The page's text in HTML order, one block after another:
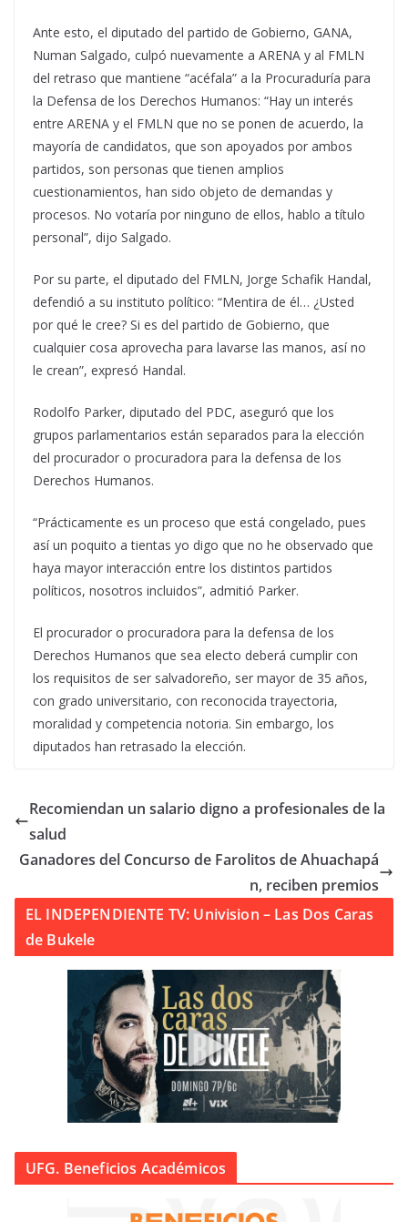
Ante esto, el diputado del partido de Gobierno, GANA,
Numan Salgado, culpó nuevamente a ARENA y al FMLN
del retraso que mantiene “acéfala” a la Procuraduría para
la Defensa de los Derechos Humanos: “Hay un interés
entre ARENA y el FMLN que no se ponen de acuerdo, la
mayoría de candidatos, que son apoyados por ambos
partidos, son personas que tienen amplios
cuestionamientos, han sido objeto de demandas y
procesos. No votaría por ninguno de ellos, hablo a título
personal”, dijo Salgado.
Por su parte, el diputado del FMLN, Jorge Schafik Handal,
defendió a su instituto político: “Mentira de él… ¿Usted
por qué le cree? Si es del partido de Gobierno, que
cualquier cosa aprovecha para lavarse las manos, así no
le crean”, expresó Handal.
Rodolfo Parker, diputado del PDC, aseguró que los
grupos parlamentarios están separados para la elección
del procurador o procuradora para la defensa de los
Derechos Humanos.
“Prácticamente es un proceso que está congelado, pues
así un poquito a tientas yo digo que no he observado que
haya mayor interacción entre los distintos partidos
políticos, nosotros incluidos”, admitió Parker.
El procurador o procuradora para la defensa de los
Derechos Humanos que sea electo deberá cumplir con
los requisitos de ser salvadoreño, ser mayor de 35 años,
con grado universitario, con reconocida trayectoria,
moralidad y competencia notoria. Sin embargo, los
diputados han retrasado la elección.
Recomiendan un salario digno a profesionales de la
salud
Ganadores del Concurso de Farolitos de Ahuachapá
n, reciben premios
EL INDEPENDIENTE TV: Univision – Las Dos Caras
de Bukele
UFG. Beneficios Académicos